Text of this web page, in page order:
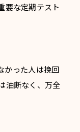
要な定期テスト
かった人は挽回
油断なく、万全